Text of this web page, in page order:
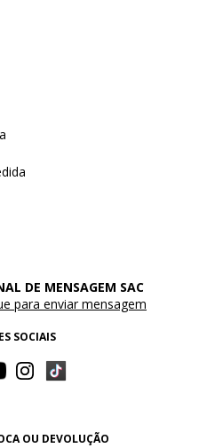
DE MENSAGEM SAC
para enviar mensagem
SOCIAIS
OU DEVOLUÇÃO